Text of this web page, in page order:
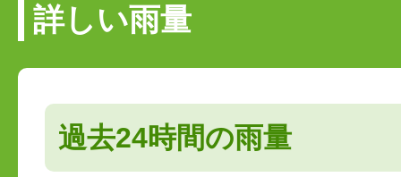
詳しい雨量
過去24時間の雨量